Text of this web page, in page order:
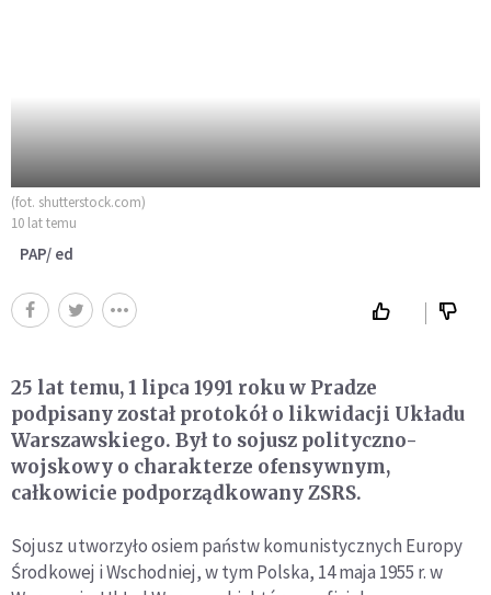
(fot. shutterstock.com)
10 lat temu
PAP/ ed
25 lat temu, 1 lipca 1991 roku w Pradze
podpisany został protokół o likwidacji Układu
Warszawskiego. Był to sojusz polityczno-
wojskowy o charakterze ofensywnym,
całkowicie podporządkowany ZSRS.
Sojusz utworzyło osiem państw komunistycznych Europy
Środkowej i Wschodniej, w tym Polska, 14 maja 1955 r. w